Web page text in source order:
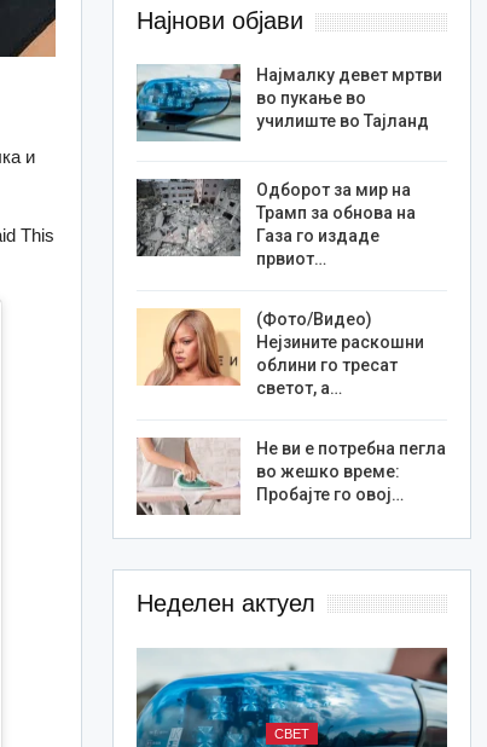
и
This
Најнови објави
Најмалку девет мртви
во пукање во
училиште во Тајланд
Одборот за мир на
Трамп за обнова на
Газа го издаде
првиот…
(Фото/Видео)
Нејзините раскошни
облини го тресат
светот, а…
Не ви е потребна пегла
во жешко време:
Пробајте го овој…
Неделен актуел
СВЕТ